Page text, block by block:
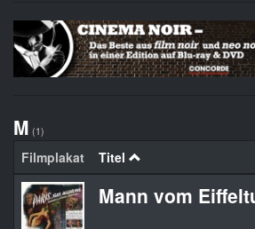
M (1)
Filmplakat Titel
Mann vom